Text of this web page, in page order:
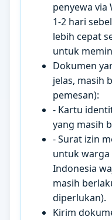
penyewa via
1-2 hari
lebih cepat
untuk
Dokumen
jelas, masih
pemesan):
- Kartu
yang masih
- Surat izin
untuk warga
Indonesia
masih
diperlukan).
Kirim